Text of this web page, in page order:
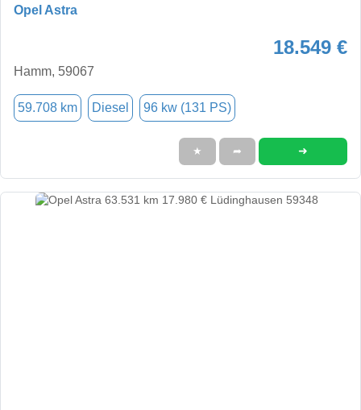
Opel Astra
18.549 €
Hamm, 59067
59.708 km Diesel 96 kw (131 PS)
★ ➦ ➜